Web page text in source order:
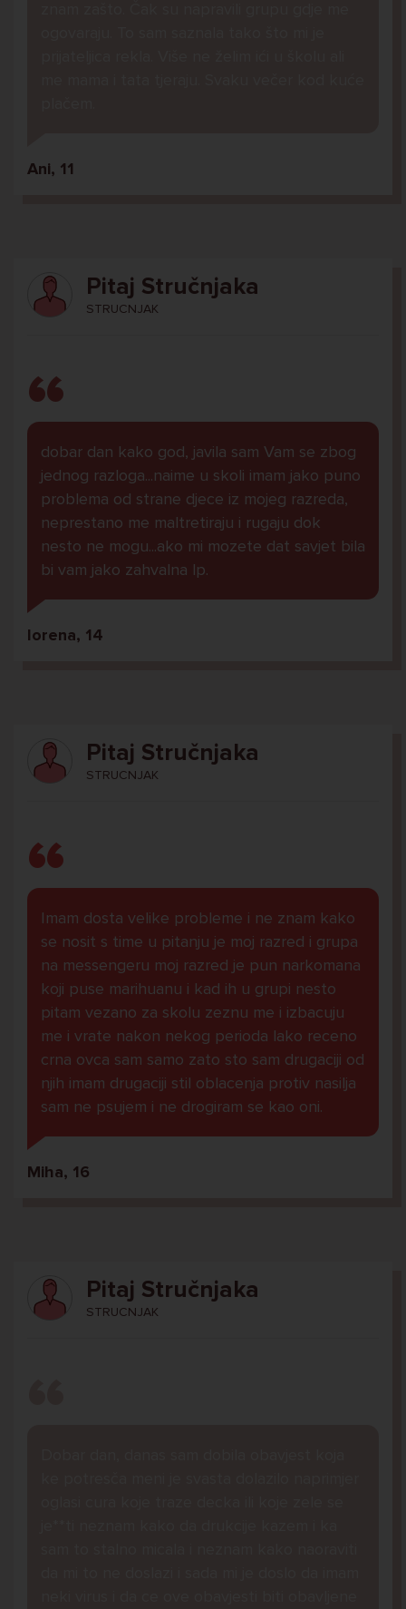
Ani, 11
Pitaj Stručnjaka
STRUCNJAK
dobar dan kako god, javila sam Vam se zbog
jednog razloga...naime u skoli imam jako puno
problema od strane djece iz mojeg razreda,
neprestano me maltretiraju i rugaju dok
nesto ne mogu...ako mi mozete dat savjet bila
bi vam jako zahvalna lp.
lorena, 14
Pitaj Stručnjaka
STRUCNJAK
Imam dosta velike probleme i ne znam kako
se nosit s time u pitanju je moj razred i grupa
na messengeru moj razred je pun narkomana
koji puse marihuanu i kad ih u grupi nesto
pitam vezano za skolu zeznu me i izbacuju
me i vrate nakon nekog perioda lako receno
crna ovca sam samo zato sto sam drugaciji od
njih imam drugaciji stil oblacenja protiv nasilja
sam ne psujem i ne drogiram se kao oni.
Miha, 16
Pitaj Stručnjaka
STRUCNJAK